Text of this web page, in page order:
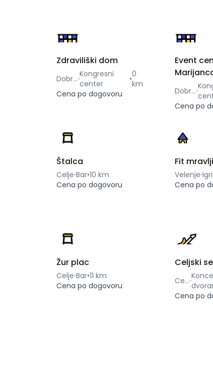
Zdraviliški dom
Dobrna Kongresni
center
•0
km
Cena po dogovoru
Event
Dobrna
Cena po
Štalca
Celje Bar•10 km
Cena po dogovoru
Fit
Velenje
Cena po
Žur plac
Celje Bar•11 km
Cena po dogovoru
Celjski
Celje
Cena po